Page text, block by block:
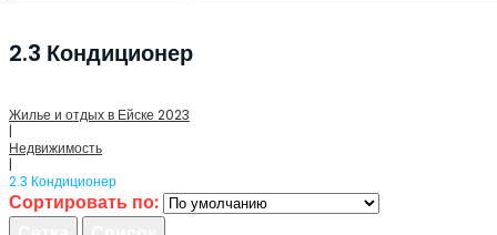
2.3 Кондиционер
Жилье и отдых в Ейске 2023
|
Недвижимость
|
2.3 Кондиционер
Сортировать по: